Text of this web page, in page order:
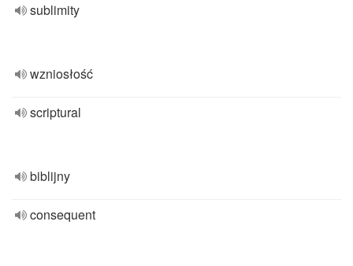
sublimity
wzniosłość
scriptural
biblijny
consequent